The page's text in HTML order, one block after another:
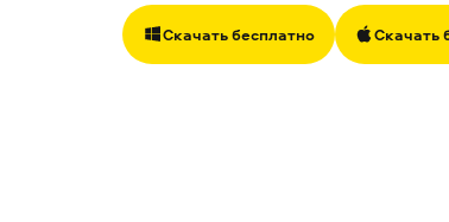
Скачать бесплатно Скачать